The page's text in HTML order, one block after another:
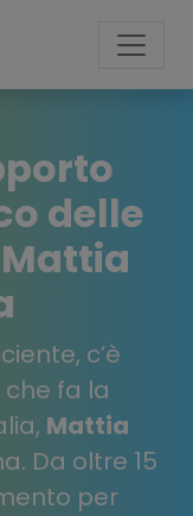
delle
c’è
fa la
Mattia
Da oltre 15
per